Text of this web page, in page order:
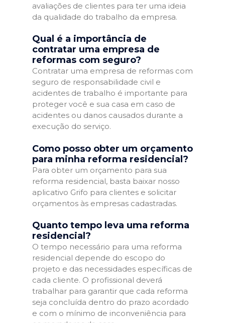
avaliações de clientes para ter uma ideia
da qualidade do trabalho da empresa.
Qual é a importância de
contratar uma empresa de
reformas com seguro?
Contratar uma empresa de reformas com
seguro de responsabilidade civil e
acidentes de trabalho é importante para
proteger você e sua casa em caso de
acidentes ou danos causados durante a
execução do serviço.
Como posso obter um orçamento
para minha reforma residencial?
Para obter um orçamento para sua
reforma residencial, basta baixar nosso
aplicativo Grifo para clientes e solicitar
orçamentos às empresas cadastradas.
Quanto tempo leva uma reforma
residencial?
O tempo necessário para uma reforma
residencial depende do escopo do
projeto e das necessidades específicas de
cada cliente. O profissional deverá
trabalhar para garantir que cada reforma
seja concluída dentro do prazo acordado
e com o mínimo de inconveniência para